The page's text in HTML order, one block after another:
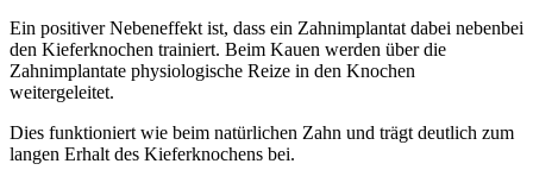
Ein positiver Nebeneffekt ist, dass ein Zahnimplantat dabei nebenbei
den Kieferknochen trainiert. Beim Kauen werden über die
Zahnimplantate physiologische Reize in den Knochen
weitergeleitet.
Dies funktioniert wie beim natürlichen Zahn und trägt deutlich zum
langen Erhalt des Kieferknochens bei.